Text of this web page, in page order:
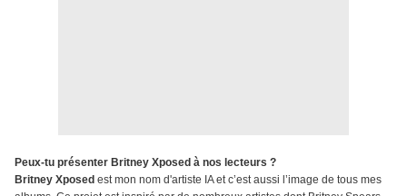
Peux-tu présenter Britney Xposed à nos lecteurs ?
Britney Xposed est mon nom d'artiste IA et c’est aussi l’image de tous mes